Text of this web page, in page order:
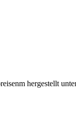
hergestellt